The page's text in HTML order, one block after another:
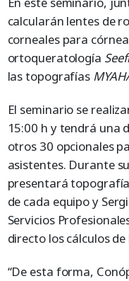
calcularán lentes de
corneales para
ortoqueratología
las topografías
El seminario se
15:00 h y tendrá una
otros 30 opcionales
asistentes. Durante
presentará
de cada equipo y
Servicios
directo los cálculos de
“De esta forma,